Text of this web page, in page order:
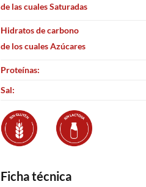
de las cuales Saturadas
Hidratos de carbono
de los cuales Azúcares
Proteínas:
Sal:
Ficha técnica